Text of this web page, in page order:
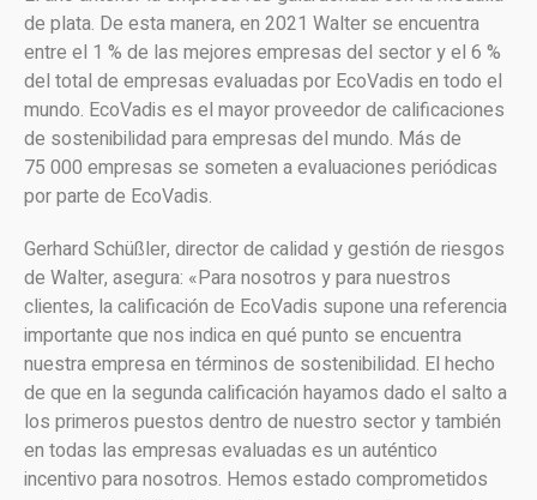
de plata. De esta manera, en 2021 Walter se encuentra
entre el 1 % de las mejores empresas del sector y el 6 %
del total de empresas evaluadas por EcoVadis en todo el
mundo. EcoVadis es el mayor proveedor de calificaciones
de sostenibilidad para empresas del mundo. Más de
75 000 empresas se someten a evaluaciones periódicas
por parte de EcoVadis.
Gerhard Schüßler, director de calidad y gestión de riesgos
de Walter, asegura: «Para nosotros y para nuestros
clientes, la calificación de EcoVadis supone una referencia
importante que nos indica en qué punto se encuentra
nuestra empresa en términos de sostenibilidad. El hecho
de que en la segunda calificación hayamos dado el salto a
los primeros puestos dentro de nuestro sector y también
en todas las empresas evaluadas es un auténtico
incentivo para nosotros. Hemos estado comprometidos